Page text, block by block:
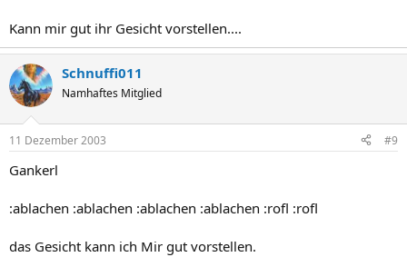
Kann mir gut ihr Gesicht vorstellen....
Schnuffi011
Namhaftes Mitglied
11 Dezember 2003 #9
Gankerl
:ablachen :ablachen :ablachen :ablachen :rofl :rofl
das Gesicht kann ich Mir gut vorstellen.